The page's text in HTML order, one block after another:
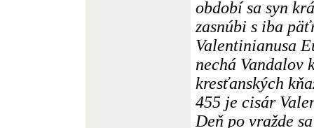
období sa syn
zasnúbi s iba
Valentinianusa
nechá Vandalov
kresťanských
455 je cisár
Deň po vražde